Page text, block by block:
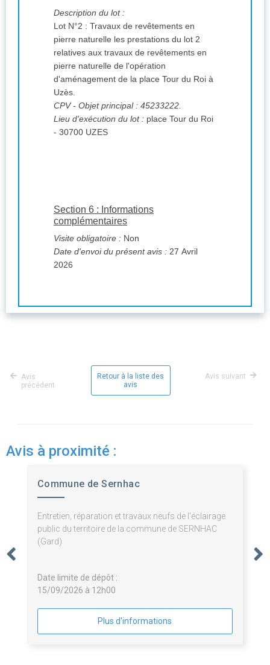
Description du lot :
Lot N°2 : Travaux de revêtements en
pierre naturelle les prestations du lot 2
relatives aux travaux de revêtements en
pierre naturelle de l'opération
d'aménagement de la place Tour du Roi à
Uzès.
CPV- Objet principal : 45233222.
Lieu d'exécution du lot : place Tour du Roi
- 30700 UZES
Section 6 : Informations
complémentaires
Visite obligatoire : Non
Date d'envoi du présent avis : 27 Avril
2026
Avis
précédent
Retour à la liste des
avis
Avis suivant
Avis à proximité :
Commune de Sernhac
Entretien, réparation et travaux neufs de l'éclairage
public du territoire de la commune de SERNHAC
(Gard)
Date limite de dépôt :
15/09/2026 à 12h00
Plus d'informations